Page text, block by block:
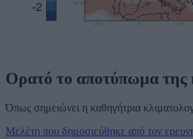
Ορατό το αποτύπωμα της
Όπως σημειώνει η καθηγήτρια
Μελέτη που δημοσιεύθηκε από τον